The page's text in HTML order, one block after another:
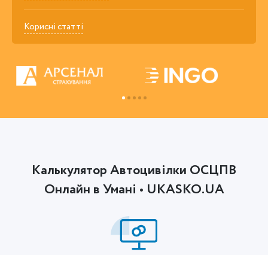
Корисні статті
Калькулятор Автоцивілки ОСЦПВ
Онлайн в Умані • UKASKO.UA